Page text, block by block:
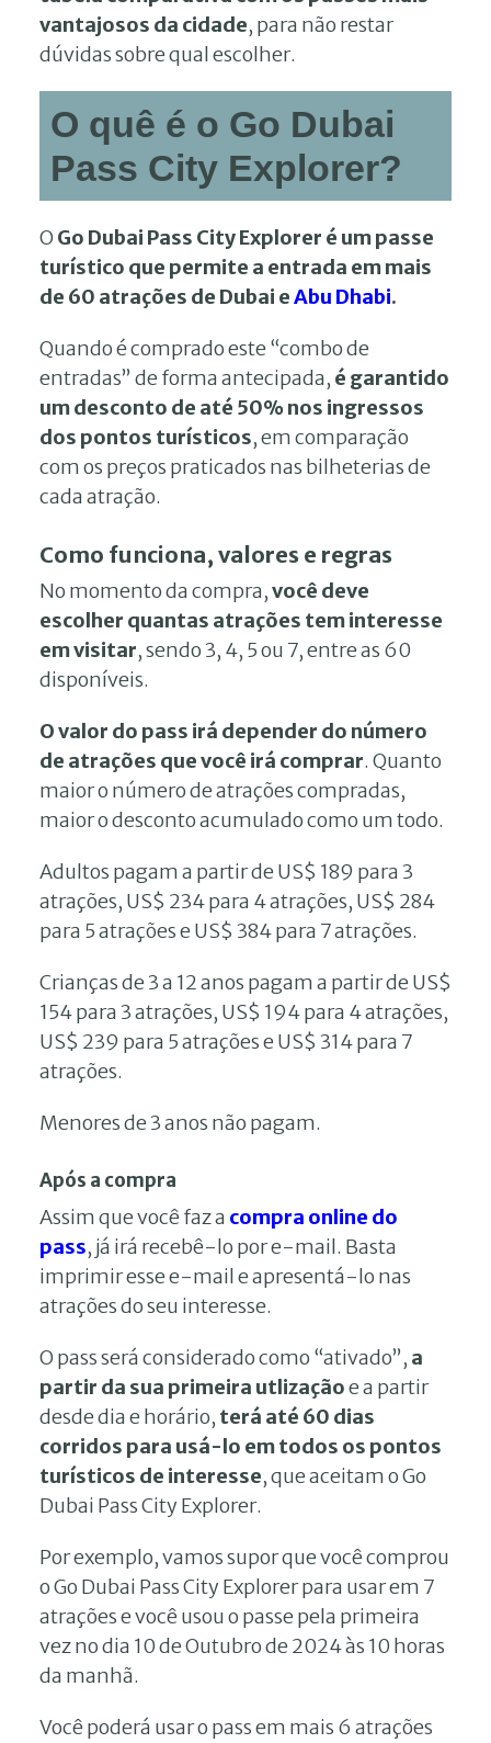
vantajosos da cidade, para não restar
dúvidas sobre qual escolher.
O quê é o Go Dubai
Pass City Explorer?
O Go Dubai Pass City Explorer é um passe
turístico que permite a entrada em mais
de 60 atrações de Dubai eAbu Dhabi.
Quando é comprado este “combo de
entradas” de forma antecipada, é garantido
um desconto de até 50% nos ingressos
dos pontos turísticos, em comparação
com os preços praticados nas bilheterias de
cada atração.
Como funciona, valores e regras
No momento da compra,você deve
escolher quantas atrações tem interesse
em visitar, sendo 3, 4, 5 ou 7, entre as 60
disponíveis.
O valor do pass irá depender do número
de atrações que você irá comprar. Quanto
maior o número de atrações compradas,
maior o desconto acumulado como um todo.
Adultos pagam a partir de US$ 189 para 3
atrações, US$ 234 para 4 atrações, US$ 284
para 5 atrações e US$ 384 para 7 atrações.
Crianças de 3 a 12 anos pagam a partir de US$
154 para 3 atrações, US$ 194 para 4 atrações,
US$ 239 para 5 atrações e US$ 314 para 7
atrações.
Menores de 3 anos não pagam.
Após a compra
Assim que você faz a compra online do
pass, já irá recebê-lo por e-mail. Basta
imprimir esse e-mail e apresentá-lo nas
atrações do seu interesse.
O pass será considerado como “ativado”, a
partir da sua primeira utlizaçãoe a partir
desde dia e horário, terá até 60 dias
corridos para usá-lo em todos os pontos
turísticos de interesse, que aceitam o Go
Dubai Pass City Explorer.
Por exemplo, vamos supor que você comprou
o Go Dubai Pass City Explorer para usar em 7
atrações e você usou o passe pela primeira
vez no dia 10 de Outubro de 2024 às 10 horas
da manhã.
Você poderá usar o pass em mais 6 atrações